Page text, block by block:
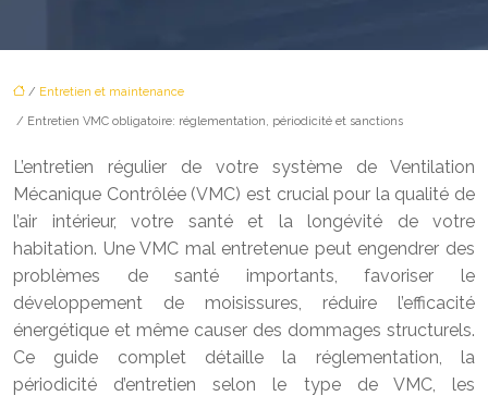
/ Entretien et maintenance
/ Entretien VMC obligatoire: réglementation, périodicité et sanctions
L’entretien régulier de votre système de Ventilation
Mécanique Contrôlée (VMC) est crucial pour la qualité de
l’air intérieur, votre santé et la longévité de votre
habitation. Une VMC mal entretenue peut engendrer des
problèmes de santé importants, favoriser le
développement de moisissures, réduire l’efficacité
énergétique et même causer des dommages structurels.
Ce guide complet détaille la réglementation, la
périodicité d’entretien selon le type de VMC, les